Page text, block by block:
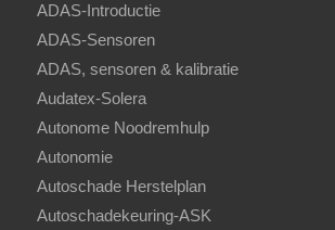
ADAS-Introductie
ADAS-Sensoren
ADAS, sensoren & kalibratie
Audatex-Solera
Autonome Noodremhulp
Autonomie
Autoschade Herstelplan
Autoschadekeuring-ASK